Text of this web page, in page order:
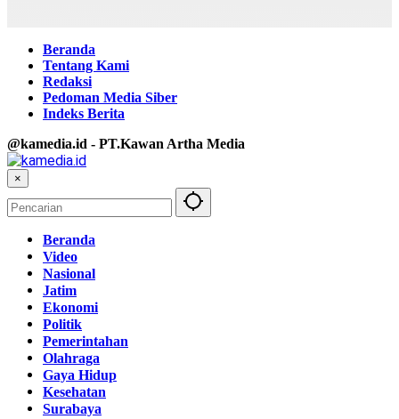
Beranda
Tentang Kami
Redaksi
Pedoman Media Siber
Indeks Berita
@kamedia.id - PT.Kawan Artha Media
×
Beranda
Video
Nasional
Jatim
Ekonomi
Politik
Pemerintahan
Olahraga
Gaya Hidup
Kesehatan
Surabaya